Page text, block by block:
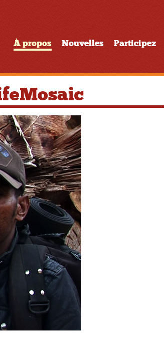
À propos Nouvelles Participez